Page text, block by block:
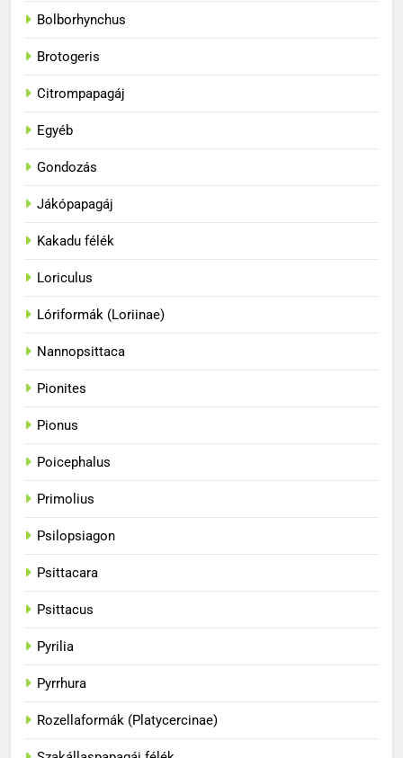
Bolborhynchus
Brotogeris
Citrompapagáj
Egyéb
Gondozás
Jákópapagáj
Kakadu félék
Loriculus
Lóriformák (Loriinae)
Nannopsittaca
Pionites
Pionus
Poicephalus
Primolius
Psilopsiagon
Psittacara
Psittacus
Pyrilia
Pyrrhura
Rozellaformák (Platycercinae)
33
fogságban
36